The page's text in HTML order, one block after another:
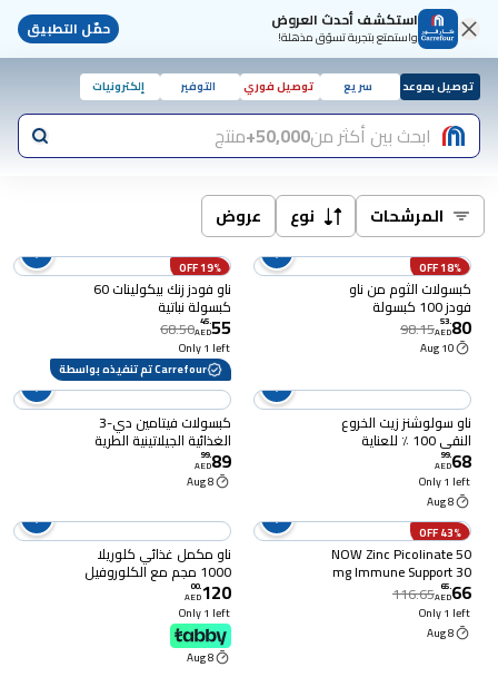
استكشف أحدث العروض
واستمتع بتجربة تسوّق مذهلة! حمّل التطبيق
توصيل بموعد سريع توصيل فوري التوفير إلكترونيات
ابحث بين أكثر من50,000+ منتج
المرشحات نوع عروض
18% OFF
كبسولات الثوم من ناو
فودز 100 كبسولة
80
.
53
AED
98.15
10 Aug
19% OFF
ناو فودز زنك بيكولينات 60
كبسولة نباتية
55
.
45
AED
68.50
Only 1 left
Carrefour تم تنفيذه بواسطة
ناو سولوشنز زيت الخروع
النقي 100 ٪ للعناية
بالبشرة ومتعددة
الاستخدامات
68
.
99
AED
Only 1 left
8 Aug
كبسولات فيتامين دي-3
الغذائية الجيلاتينية الطرية
10.000 وحدة دولية
89
.
99
AED
8 Aug
43% OFF
NOW Zinc Picolinate 50
mg Immune Support 30
Veg Capsules
66
.
65
AED
116.65
Only 1 left
8 Aug
ناو مكمل غذائي كلوريلا
1000 مجم مع الكلوروفيل
الموجود بشكل طبيعي
وبيتا كاروتين والكاروتينات
المختلطة وفيتامين ج
قرص
120
.
00
AED
Only 1 left
8 Aug